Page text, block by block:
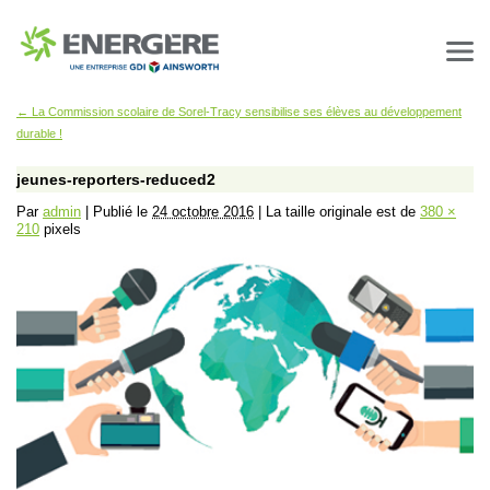
← La Commission scolaire de Sorel-Tracy sensibilise ses élèves au développement
durable !
jeunes-reporters-reduced2
Par admin Publié le 24 octobre 2016 La taille originale est de 380 ×
210 pixels